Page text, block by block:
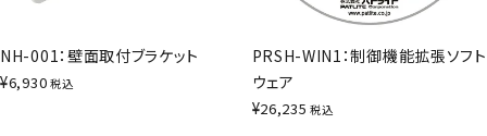
NH-001：壁面取付ブラケット
¥6,930 税込
PRSH-WIN1：制御機能拡張ソフト
ウェア
¥26,235 税込